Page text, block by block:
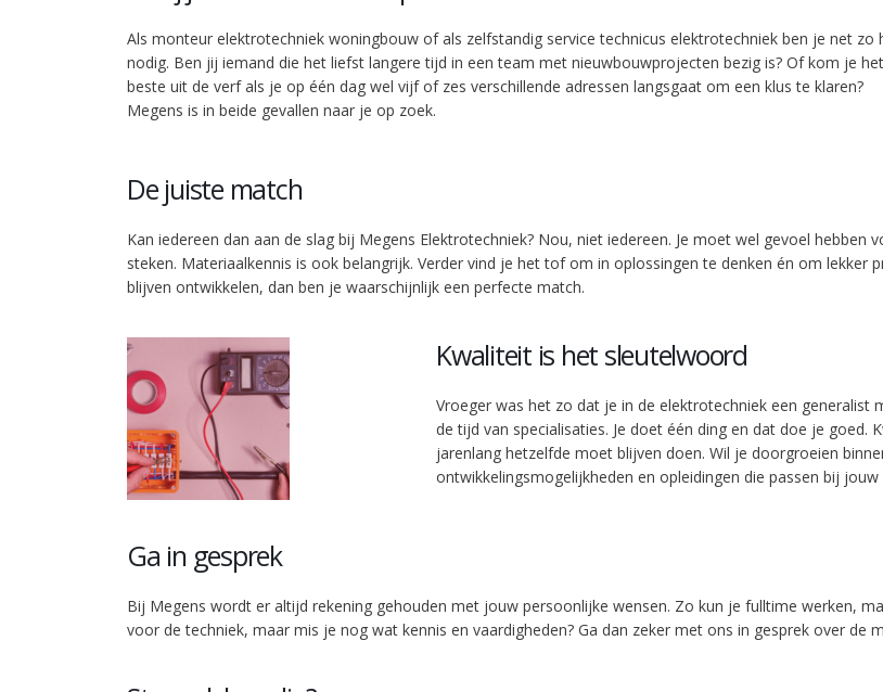
Als monteur elektrotechniek woningbouw of als zelfstandig service technicus elektrotechniek ben je net zo
nodig. Ben jij iemand die het liefst langere tijd in een team met nieuwbouwprojecten bezig is? Of kom je het
beste uit de verf als je op één dag wel vijf of zes verschillende adressen langsgaat om een klus te klaren?
Megens is in beide gevallen naar je op zoek.
De juiste match
Kan iedereen dan aan de slag bij Megens Elektrotechniek? Nou, niet iedereen. Je moet wel gevoel
steken. Materiaalkennis is ook belangrijk. Verder vind je het tof om in oplossingen te denken én om lekker
blijven ontwikkelen, dan ben je waarschijnlijk een perfecte match.
Kwaliteit is het sleutelwoord
Vroeger was het zo dat je in de elektrotechniek een generalist
de tijd van specialisaties. Je doet één ding en dat doe je
jarenlang hetzelfde moet blijven doen. Wil je doorgroeien
ontwikkelingsmogelijkheden en opleidingen die passen bij jouw
Ga in gesprek
Bij Megens wordt er altijd rekening gehouden met jouw persoonlijke wensen. Zo kun je fulltime werken,
voor de techniek, maar mis je nog wat kennis en vaardigheden? Ga dan zeker met ons in gesprek over de